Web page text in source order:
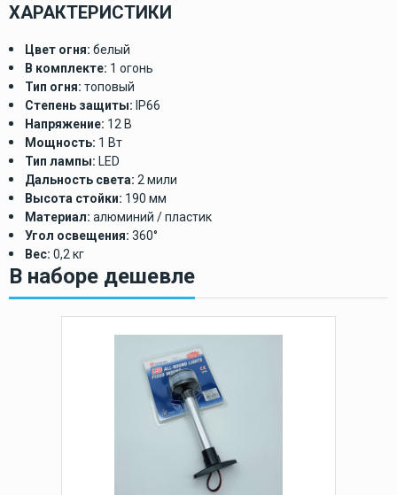
ХАРАКТЕРИСТИКИ
Цвет огня: белый
В комплекте: 1 огонь
Тип огня: топовый
Степень защиты: IP66
Напряжение: 12 В
Мощность: 1 Вт
Тип лампы: LED
Дальность света: 2 мили
Высота стойки: 190 мм
Материал: алюминий / пластик
Угол освещения: 360°
Вес: 0,2 кг
В наборе дешевле